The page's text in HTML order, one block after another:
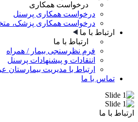
درخواست همکاری
درخواست همکاری پرسنل
درخواست همکاری پزشک،
ارتباط با ما
ارتباط با ما
فرم نظرسنجی بیمار / همراه
انتقادات و پیشنهادات پرسنل
ارتباط با مدیریت بیمارستان
تماس با ما
ارتباط با ما